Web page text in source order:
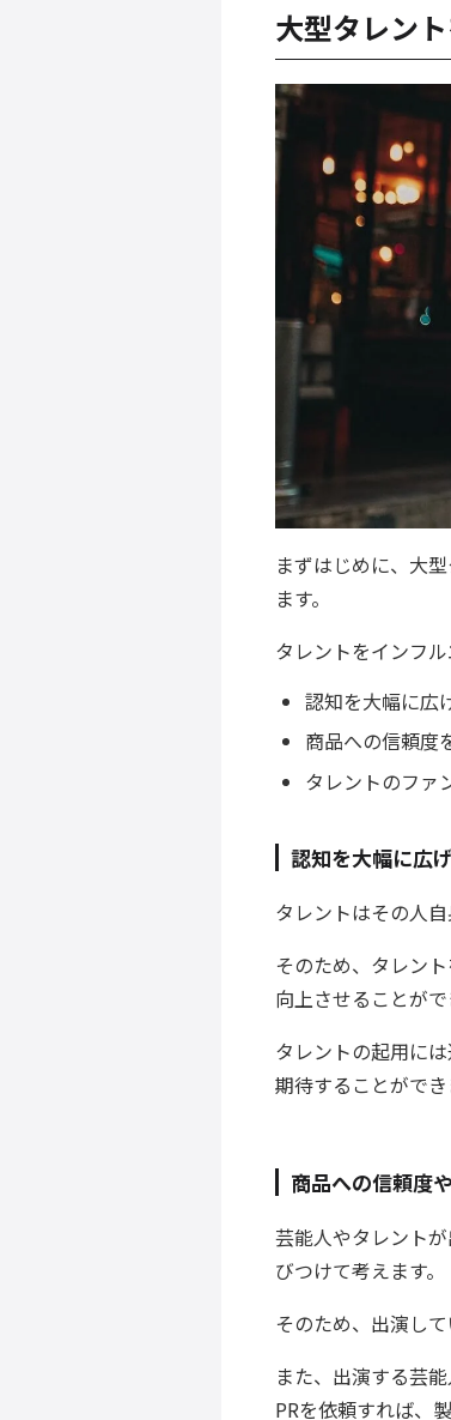
大型タレン
まずはじめに、大
ます。
タレントをインフ
認知を大幅に広
商品への信頼度
タレントのファ
認知を大幅に広
タレントはその人
そのため、タレン
向上させることがで
タレントの起用に
期待することができ
商品への信頼度
芸能人やタレント
びつけて考えます。
そのため、出演し
また、出演する芸
PRを依頼すれば、